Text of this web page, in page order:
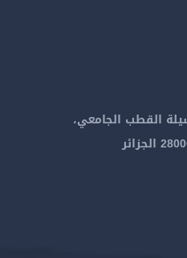
القطب الجامعي،